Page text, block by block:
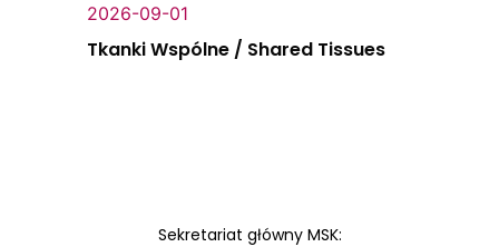
2026-09-01
Tkanki Wspólne / Shared Tissues
Sekretariat główny MSK: